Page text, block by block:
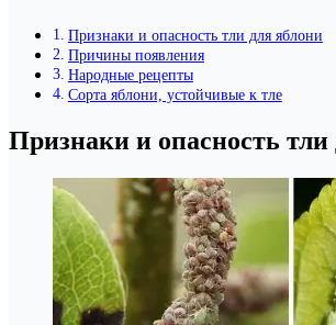
Признаки и опасность тли для яблони
Причины появления
Народные рецепты
Сорта яблони, устойчивые к тле
Признаки и опасность тли